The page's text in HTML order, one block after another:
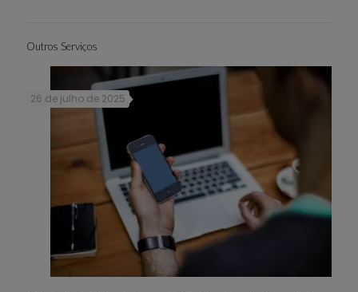
Outros Serviços
26 de julho de 2025